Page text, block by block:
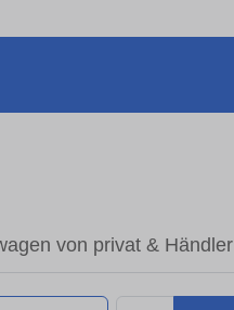
von privat & Händler